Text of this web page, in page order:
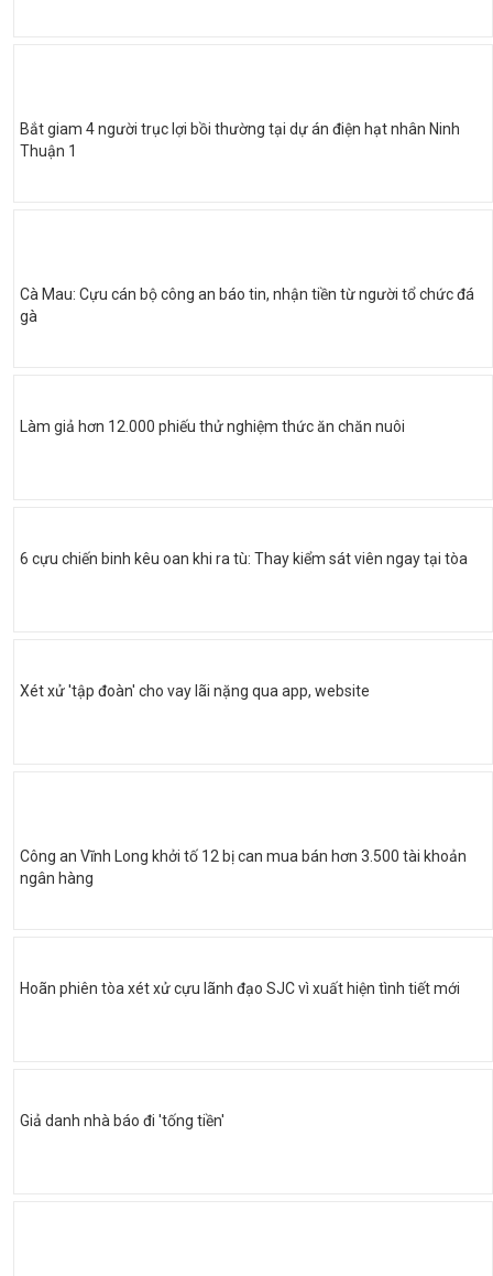
Bắt giam 4 người trục lợi bồi thường tại dự án điện hạt nhân Ninh
Thuận 1
Cà Mau: Cựu cán bộ công an báo tin, nhận tiền từ người tổ chức đá
gà
Làm giả hơn 12.000 phiếu thử nghiệm thức ăn chăn nuôi
6 cựu chiến binh kêu oan khi ra tù: Thay kiểm sát viên ngay tại tòa
Xét xử 'tập đoàn' cho vay lãi nặng qua app, website
Công an Vĩnh Long khởi tố 12 bị can mua bán hơn 3.500 tài khoản
ngân hàng
Hoãn phiên tòa xét xử cựu lãnh đạo SJC vì xuất hiện tình tiết mới
Giả danh nhà báo đi 'tống tiền'